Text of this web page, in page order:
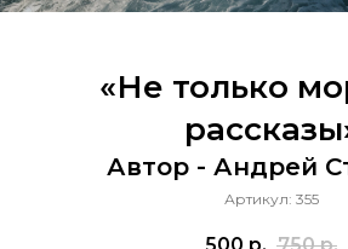
«Не только
Автор - Андрей
Артикул: 355